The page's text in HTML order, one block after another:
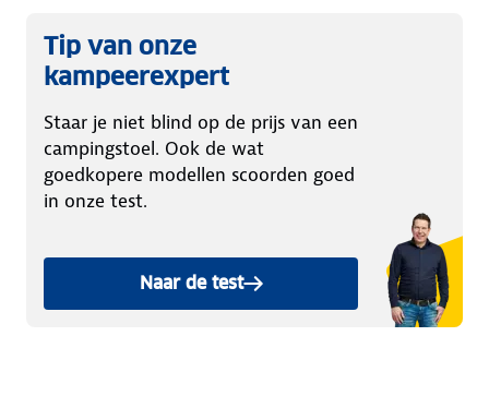
Tip van onze
kampeerexpert
Staar je niet blind op de prijs van een
campingstoel. Ook de wat
goedkopere modellen scoorden goed
in onze test.
Naar de test